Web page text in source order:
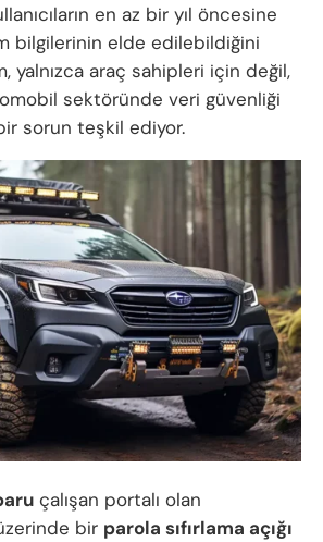
en az bir yıl öncesine
bilgilerinin elde edilebildiğini
yalnızca araç sahipleri için değil,
sektöründe veri güvenliği
sorun teşkil ediyor.
çalışan portalı olan
bir parola sıfırlama açığı